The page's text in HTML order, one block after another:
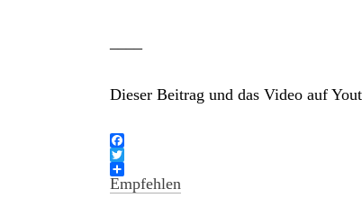
Dieser Beitrag und das Video auf
F
a
c
e
T
w
i
Empfehlen